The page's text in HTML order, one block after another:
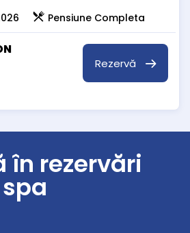
Pensiune Completa
Rezervă
în rezervări